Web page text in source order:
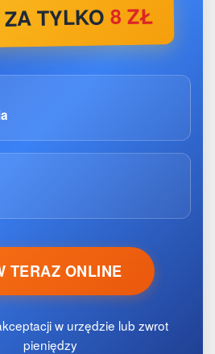
ZA TYLKO8 ZŁ
TERAZ ONLINE
w urzędzie lub zwrot
pieniędzy